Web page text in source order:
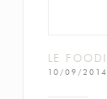
LE
10/09/2014